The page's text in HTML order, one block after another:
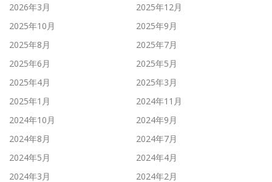
2026年3月
2025年12月
2025年10月
2025年9月
2025年8月
2025年7月
2025年6月
2025年5月
2025年4月
2025年3月
2025年1月
2024年11月
2024年10月
2024年9月
2024年8月
2024年7月
2024年5月
2024年4月
2024年3月
2024年2月